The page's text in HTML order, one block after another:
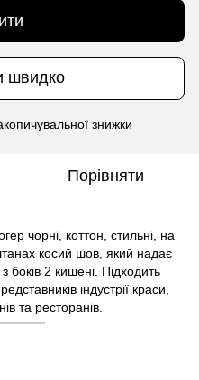
швидко
знижки
Порівняти
чорні, коттон, стильні, на
косий шов, який надає
боків 2 кишені. Підходить
індустрії краси,
та ресторанів.